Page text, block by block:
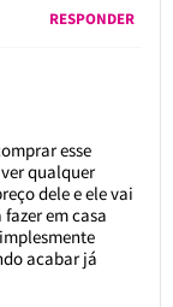
RESPONDER
esse
qualquer
dele e ele vai
em casa
acabar já